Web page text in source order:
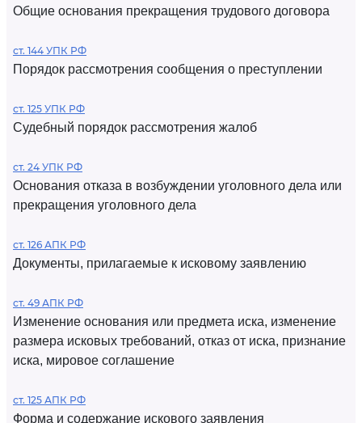
Общие основания прекращения трудового договора
ст. 144 УПК РФ
Порядок рассмотрения сообщения о преступлении
ст. 125 УПК РФ
Судебный порядок рассмотрения жалоб
ст. 24 УПК РФ
Основания отказа в возбуждении уголовного дела или
прекращения уголовного дела
ст. 126 АПК РФ
Документы, прилагаемые к исковому заявлению
ст. 49 АПК РФ
Изменение основания или предмета иска, изменение
размера исковых требований, отказ от иска, признание
иска, мировое соглашение
ст. 125 АПК РФ
Форма и содержание искового заявления